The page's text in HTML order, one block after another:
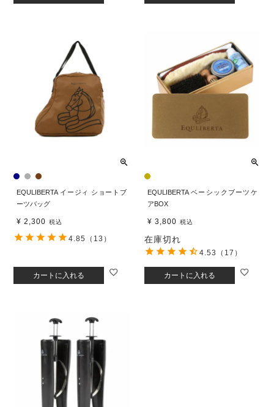
EQULIBERTA イージィ ショートブ
ーツバッグ
¥ 2,300 税込
カートに入れる
4.85 （13）
EQULIBERTA ベーシックブーツケ
アBOX
¥ 3,800 税込
在庫切れ
カートに入れる
4.53 （17）